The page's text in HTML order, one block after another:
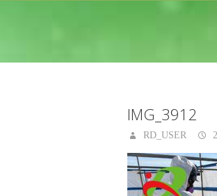
IMG_3912
RD_USER